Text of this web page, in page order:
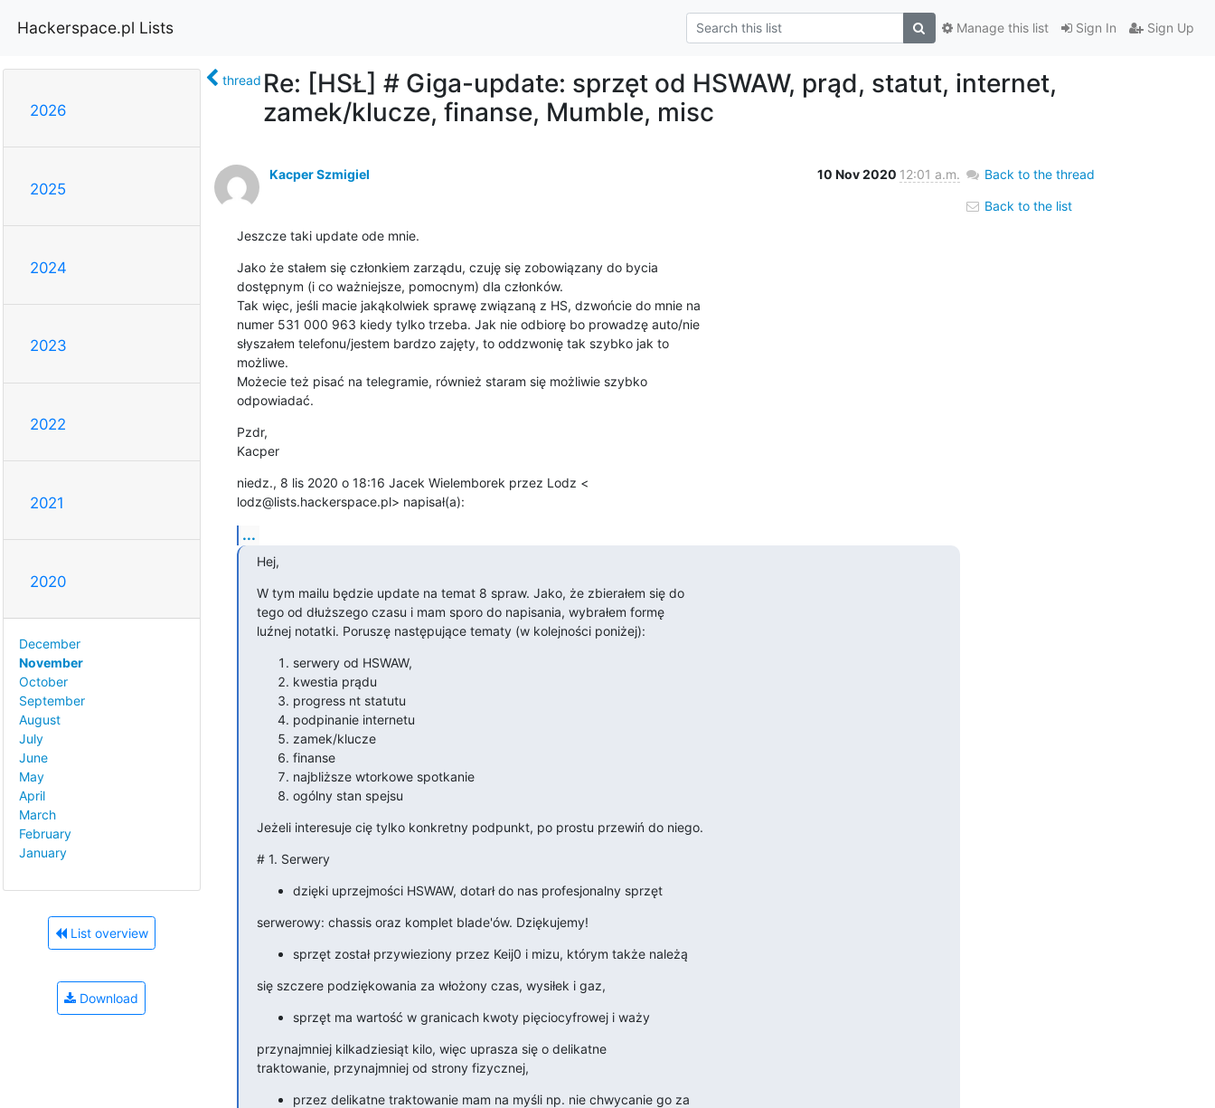
Hackerspace.pl Lists Sign In Sign Up
Manage this list
2026
2025
2024
2023
2022
2021
2020
December
November
October
September
August
July
June
May
April
March
February
January
List overview
Download
thread Re: [HSŁ] # Giga-update: sprzęt od HSWAW, prąd, statut, internet,
zamek/klucze, finanse, Mumble, misc
Kacper Szmigiel 10 Nov 2020 12:01 a.m.
Jeszcze taki update ode mnie.
Jako że stałem się członkiem zarządu, czuję się zobowiązany do bycia
dostępnym (i co ważniejsze, pomocnym) dla członków.
Tak więc, jeśli macie jakąkolwiek sprawę związaną z HS, dzwońcie do mnie na
numer 531 000 963 kiedy tylko trzeba. Jak nie odbiorę bo prowadzę auto/nie
słyszałem telefonu/jestem bardzo zajęty, to oddzwonię tak szybko jak to
możliwe.
Możecie też pisać na telegramie, również staram się możliwie szybko
odpowiadać.
Pzdr,
Kacper
niedz., 8 lis 2020 o 18:16 Jacek Wielemborek przez Lodz <
lodz@lists.hackerspace.pl> napisał(a):
...
Hej,
W tym mailu będzie update na temat 8 spraw. Jako, że zbierałem się do
tego od dłuższego czasu i mam sporo do napisania, wybrałem formę
luźnej notatki. Poruszę następujące tematy (w kolejności poniżej):
serwery od HSWAW,
kwestia prądu
progress nt statutu
podpinanie internetu
zamek/klucze
finanse
najbliższe wtorkowe spotkanie
ogólny stan spejsu
Jeżeli interesuje cię tylko konkretny podpunkt, po prostu przewiń do niego.
# 1. Serwery
dzięki uprzejmości HSWAW, dotarł do nas profesjonalny sprzęt
serwerowy: chassis oraz komplet blade'ów. Dziękujemy!
sprzęt został przywieziony przez Keij0 i mizu, którym także należą
się szczere podziękowania za włożony czas, wysiłek i gaz,
sprzęt ma wartość w granicach kwoty pięciocyfrowej i waży
przynajmniej kilkadziesiąt kilo, więc uprasza się o delikatne
traktowanie, przynajmniej od strony fizycznej,
przez delikatne traktowanie mam na myśli np. nie chwycanie go za
Back to the thread
Back to the list